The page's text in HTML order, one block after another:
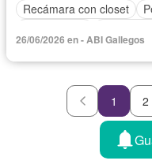
Recámara con closet
26/06/2026 en - ABI Gallegos
1 2